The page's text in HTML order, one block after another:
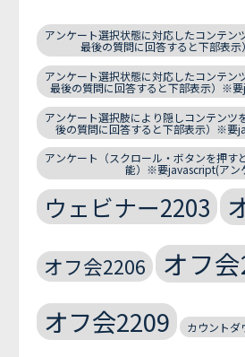
アンケート選択状態に対応したコンテン
最後の質問に回答すると下部表
アンケート選択状態に対応したコンテン
最後の質問に回答すると下部表示）※
アンケート選択肢により隠しコンテンツ
後の質問に回答すると下部表示）※要
アンケート（スクロール・ボタンを押す
能）※要javascript(アン
ウェビナー2203
オフ会2206 オフ
オフ会2209 カウントダ